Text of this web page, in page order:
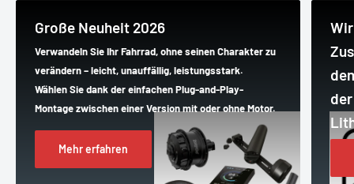
Große Neuheit 2026
Verwandeln Sie Ihr Fahrrad, ohne seinen Charakter zu
verändern – leicht, unauffällig, leistungsstark.
Wählen Sie dank der einfachen Plug-and-Play-
Montage zwischen einer Version mit oder ohne Motor.
Mehr erfahren